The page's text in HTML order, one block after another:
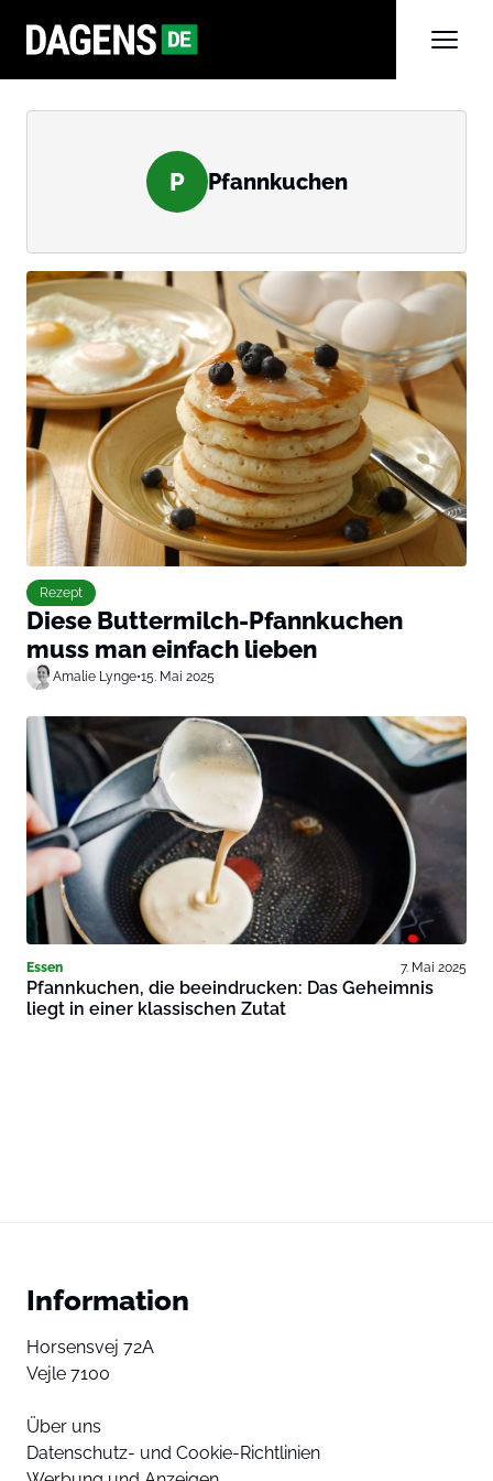
P Pfannkuchen
Rezept
Diese Buttermilch-Pfannkuchen
muss man einfach lieben
Amalie Lynge•15. Mai 2025
Essen 7. Mai 2025
Pfannkuchen, die beeindrucken: Das Geheimnis
liegt in einer klassischen Zutat
Information
Horsensvej 72A
Vejle 7100
Über uns
Datenschutz- und Cookie-Richtlinien